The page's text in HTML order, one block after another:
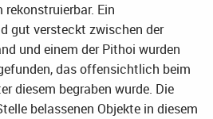
Ein
gut versteckt zwischen der
und einem der Pithoi wurden
das offensichtlich beim
diesem begraben wurde. Die
belassenen Objekte in diesem